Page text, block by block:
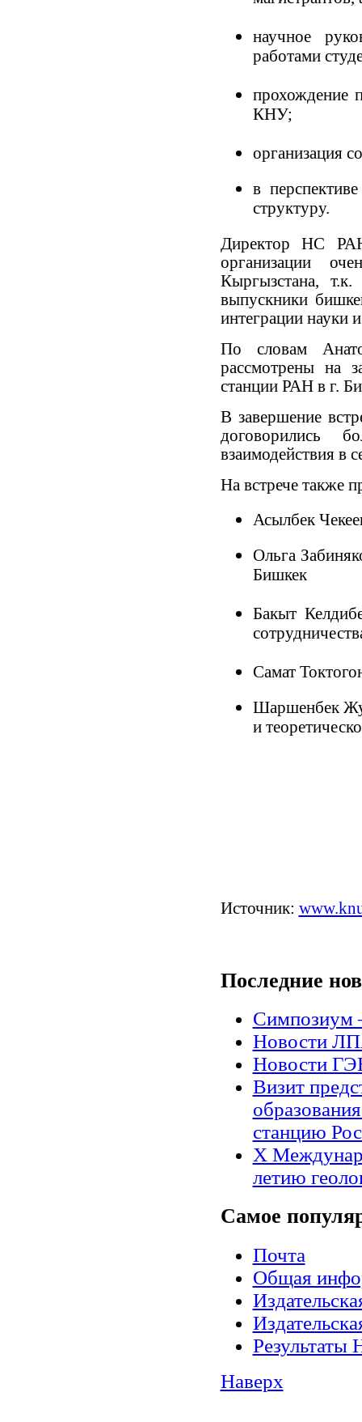
научное
работами
прохождение
КНУ;
организация
в
структуру.
Директор НС
организации
Кыргызстана,
выпускники
интеграции науки
По словам
рассмотрены на
станции РАН в г.
В завершение
договорились
взаимодействия в
На встрече также
Асылбек
Ольга
Бишкек
Бакыт
Самат
Шаршенбек
и
Источник:
Последние
Симпозиум
Новости
Новости
Визит
станцию
X
летию
Самое
Почта
Общая
Наверх